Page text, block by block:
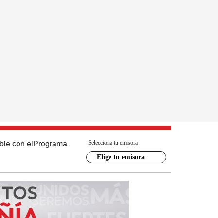
con el Programa Selecciona tu emisora
Elige tu emisora